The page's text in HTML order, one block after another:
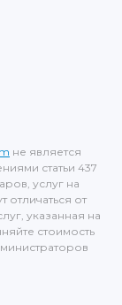
не является
статьи 437
услуг на
отличаться от
указанная на
стоимость